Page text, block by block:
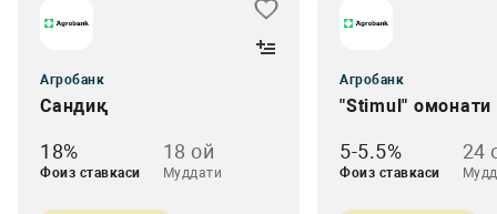
Агробанк
Сандиқ
18%
Фоиз ставкаси
18 ой
Муддати
Агробанк
"Stimul" омонати
5-5.5%
Фоиз ставкаси
24